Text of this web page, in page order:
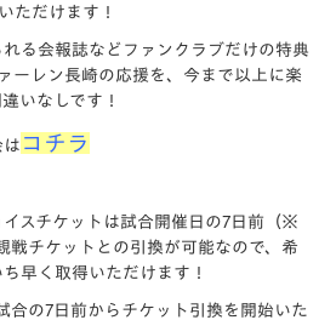
ただけます！
る会報誌などファンクラブだけの特典
ーレン長崎の応援を、今まで以上に楽
いなしです！
は コチラ
スチケットは試合開催日の7日前（※
戦チケットとの引換が可能なので、希
早く取得いただけます！
合の7日前からチケット引換を開始いた